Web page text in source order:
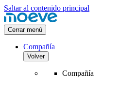
Saltar al contenido principal
Cerrar menú
Compañía
Volver
Compañía